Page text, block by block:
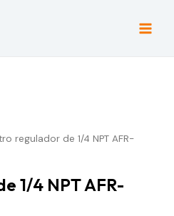
Main
regulador de 1/4 NPT AFR-
1/4 NPT AFR-